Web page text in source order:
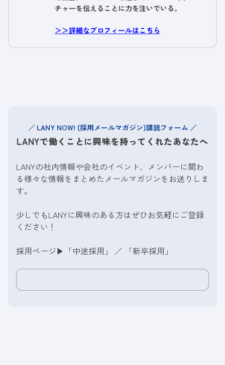
チャーを伝えることに力を注いでいる。
＞＞詳細なプロフィールはこちら
LANY NOW! (採用メールマガジン)講読フォーム
LANYで働くことに興味を持ってくれたあなたへ
LANYの社内情報や会社のイベント、メンバーに関わ
る様々な情報をまとめたメールマガジンをお送りしま
す。
少しでもLANYに興味のある方はぜひお気軽にご登録
ください！
採用ページ▶︎ 「中途採用」 ／ 「新卒採用」